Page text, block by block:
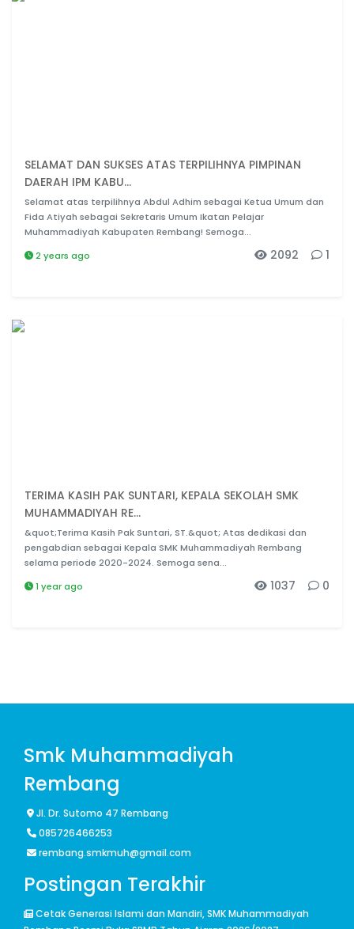
SELAMAT DAN SUKSES ATAS TERPILIHNYA PIMPINAN
DAERAH IPM KABU...
Selamat atas terpilihnya Abdul Adhim sebagai Ketua Umum dan
Fida Atiyah sebagai Sekretaris Umum Ikatan Pelajar
Muhammadiyah Kabupaten Rembang! Semoga...
2 years ago
1
2092
TERIMA KASIH PAK SUNTARI, KEPALA SEKOLAH SMK
MUHAMMADIYAH RE...
&quot;Terima Kasih Pak Suntari, ST.&quot; Atas dedikasi dan
pengabdian sebagai Kepala SMK Muhammadiyah Rembang
selama periode 2020-2024. Semoga sena...
1 year ago
0
1037
Smk Muhammadiyah
Rembang
Jl. Dr. Sutomo 47 Rembang
085726466253
rembang.smkmuh@gmail.com
Postingan Terakhir
Cetak Generasi Islami dan Mandiri, SMK Muhammadiyah